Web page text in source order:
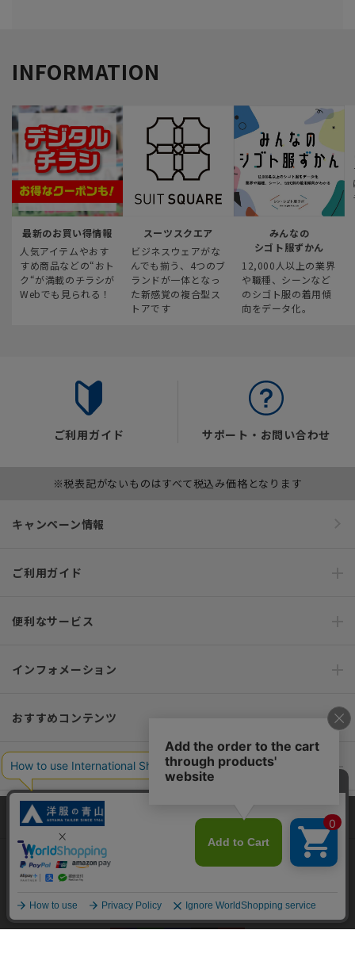
INFORMATION
最新のお買い得情報
人気アイテムやおす
すめ商品などの“おト
ク“が満載のチラシが
Webでも見られる！
スーツスクエア
ビジネスウェアがな
んでも揃う、4つのブ
ランドが一体となっ
た新感覚の複合型ス
トアです
みんなの
シゴト服ずかん
12,000人以上の業界
や職種、シーンなど
のシゴト服の着用傾
向をデータ化。
ご利用ガイド サポート・お問い合わせ
※税表記がないものはすべて税込み価格となります
キャンペーン情報
ご利用ガイド
便利なサービス
インフォメーション
おすすめコンテンツ
ポリシー・企業情報
オーダースーツなら SHITATE
OFFICIAL SNS
当サイトでは、快適な閲覧体験とコンテンツ改善のためにCookieを使用
しています。閲覧を続けることで、Cookieの使用に同意したものとみな
します。詳細については
同意して閉じる